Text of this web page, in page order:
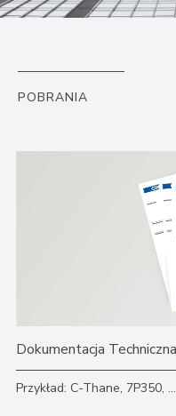
POBRANIA
Przykład: C-Thane, 7P350, ...